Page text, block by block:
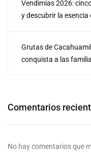
Vendimias 2026:
y descubrir la
Grutas de
conquista a las
Comentarios
No hay comentarios que